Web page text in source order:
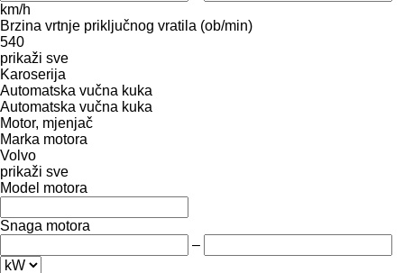
km/h
Brzina vrtnje priključnog vratila (ob/min)
540
prikaži sve
Karoserija
Automatska vučna kuka
Automatska vučna kuka
Motor, mjenjač
Marka motora
Volvo
prikaži sve
Model motora
Snaga motora
–